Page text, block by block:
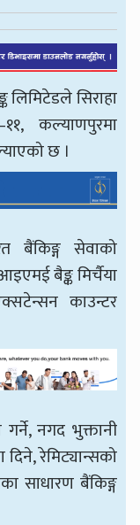
सिराहा
कल्याणपुरमा
छ ।
बैंकिङ्ग सेवाको
बैङ्क मिर्चैया
काउन्टर
नगद भुक्तानी
रेमिट्यान्सको
साधारण बैंकिङ्ग